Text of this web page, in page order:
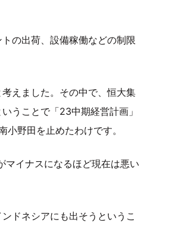
の出荷、設備稼働などの制限
えました。その中で、恒大集
うことで「23中期経営計画」
野田を止めたわけです。
マイナスになるほど現在は悪い
ドネシアにも出そうというこ